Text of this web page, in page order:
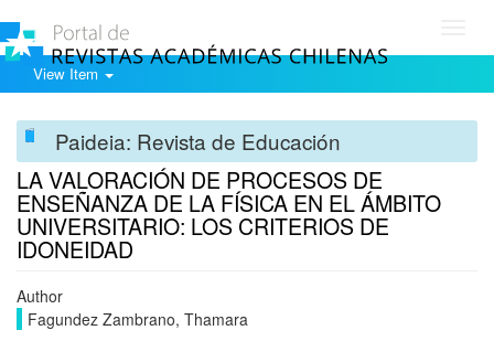
View Item
Paideia: Revista de Educación
LA VALORACIÓN DE PROCESOS DE
ENSEÑANZA DE LA FÍSICA EN EL ÁMBITO
UNIVERSITARIO: LOS CRITERIOS DE
IDONEIDAD
Author
Fagundez Zambrano, Thamara